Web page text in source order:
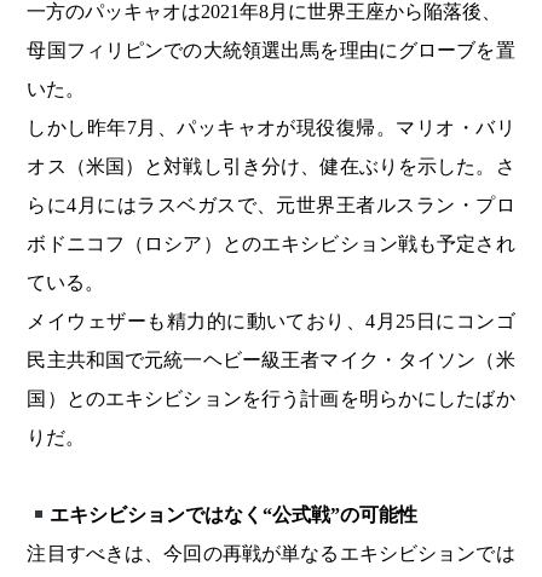
一方のパッキャオは2021年8月に世界王座から陥落後、
母国フィリピンでの大統領選出馬を理由にグローブを置
いた。
しかし昨年7月、パッキャオが現役復帰。マリオ・バリ
オス（米国）と対戦し引き分け、健在ぶりを示した。さ
らに4月にはラスベガスで、元世界王者ルスラン・プロ
ボドニコフ（ロシア）とのエキシビション戦も予定され
ている。
メイウェザーも精力的に動いており、4月25日にコンゴ
民主共和国で元統一ヘビー級王者マイク・タイソン（米
国）とのエキシビションを行う計画を明らかにしたばか
りだ。
エキシビションではなく“公式戦”の可能性
注目すべきは、今回の再戦が単なるエキシビションでは